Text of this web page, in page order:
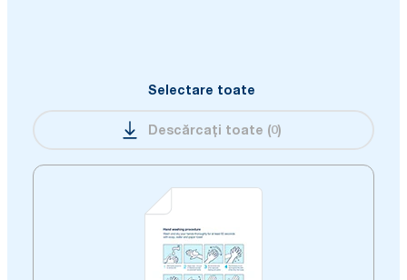
Selectare toate
Descărcați toate (0)